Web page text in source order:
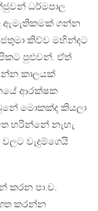
ධර්මපාල
ඇමැතිකමක් ගන්න
කිව්ව මහින්දට
පුළුවන්. ඒත්
කාලයක්
ආරක්ෂක
මොකක්ද කියලා
හරින්නේ නැහැ
වැදුම්ගෙයි
කරන පා.ච.
කරන්න